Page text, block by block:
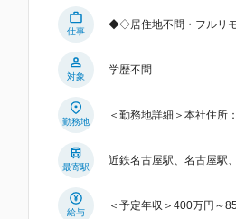
仕事
◆◇居住地不問・フルリモ
対象
学歴不問
勤務地
＜勤務地詳細＞本社住所
最寄駅
近鉄名古屋駅、名古屋駅
給与
＜予定年収＞400万円～